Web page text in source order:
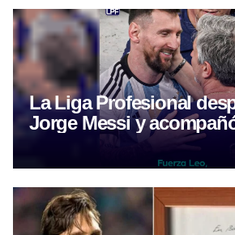
La Liga Profesional
Jorge Messi y
tras la muerte de su